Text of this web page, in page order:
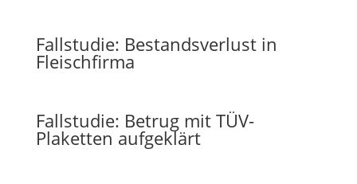
Fallstudie: Bestandsverlust in
Fleischfirma
Fallstudie: Betrug mit TÜV-
Plaketten aufgeklärt